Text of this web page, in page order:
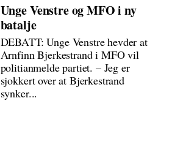
Unge Venstre og MFO i ny
batalje
DEBATT: Unge Venstre hevder at
Arnfinn Bjerkestrand i MFO vil
politianmelde partiet. – Jeg er
sjokkert over at Bjerkestrand
synker...